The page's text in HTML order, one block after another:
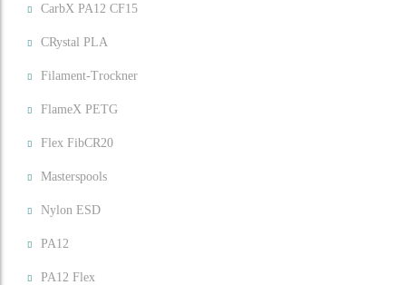
CarbX PA12 CF15
CRystal PLA
Filament-Trockner
FlameX PETG
Flex FibCR20
Masterspools
Nylon ESD
PA12
PA12 Flex